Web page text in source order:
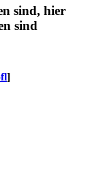
sind, hier
sind
]